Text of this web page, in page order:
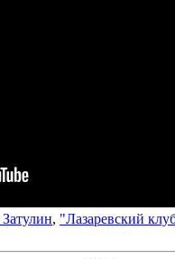
, "Лазаревский